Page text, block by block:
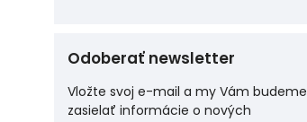
Odoberať newsletter
Vložte svoj e-mail a my Vám budeme
zasielať informácie o nových